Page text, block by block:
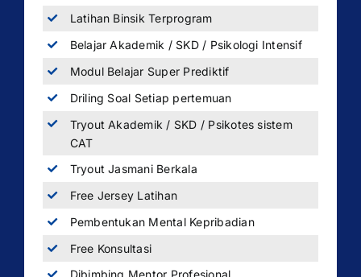
Latihan Binsik Terprogram
Belajar Akademik / SKD / Psikologi Intensif
Modul Belajar Super Prediktif
Driling Soal Setiap pertemuan
Tryout Akademik / SKD / Psikotes sistem
CAT
Tryout Jasmani Berkala
Free Jersey Latihan
Pembentukan Mental Kepribadian
Free Konsultasi